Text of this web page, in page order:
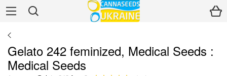
Gelato 242 feminized, Medical Seeds :
Medical Seeds